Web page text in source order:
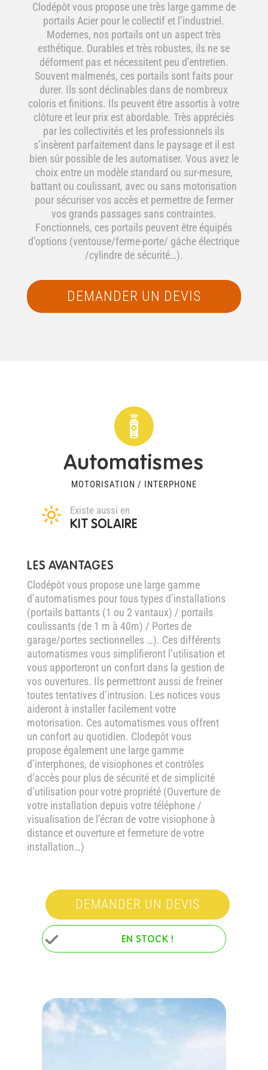
Clodépôt vous propose une très large gamme de
portails Acier pour le collectif et l’industriel.
Modernes, nos portails ont un aspect très
esthétique. Durables et très robustes, ils ne se
déforment pas et nécessitent peu d’entretien.
Souvent malmenés, ces portails sont faits pour
durer. Ils sont déclinables dans de nombreux
coloris et finitions. Ils peuvent être assortis à votre
clôture et leur prix est abordable. Très appréciés
par les collectivités et les professionnels ils
s’insèrent parfaitement dans le paysage et il est
bien sûr possible de les automatiser. Vous avez le
choix entre un modèle standard ou sur-mesure,
battant ou coulissant, avec ou sans motorisation
pour sécuriser vos accès et permettre de fermer
vos grands passages sans contraintes.
Fonctionnels, ces portails peuvent être équipés
d’options (ventouse/ferme-porte/ gâche électrique
/cylindre de sécurité…).
DEMANDER UN DEVIS
Automatismes
MOTORISATION / INTERPHONE
Existe aussi en
KIT SOLAIRE
LES AVANTAGES
Clodépôt vous propose une large gamme
d’automatismes pour tous types d’installations
(portails battants (1 ou 2 vantaux) / portails
coulissants (de 1 m à 40m) / Portes de
garage/portes sectionnelles …). Ces différents
automatismes vous simplifieront l’utilisation et
vous apporteront un confort dans la gestion de
vos ouvertures. Ils permettront aussi de freiner
toutes tentatives d’intrusion. Les notices vous
aideront à installer facilement votre
motorisation. Ces automatismes vous offrent
un confort au quotidien. Clodepôt vous
propose également une large gamme
d’interphones, de visiophones et contrôles
d’accès pour plus de sécurité et de simplicité
d’utilisation pour votre propriété (Ouverture de
votre installation depuis votre téléphone /
visualisation de l’écran de votre visiophone à
distance et ouverture et fermeture de votre
installation…)
DEMANDER UN DEVIS
EN STOCK !